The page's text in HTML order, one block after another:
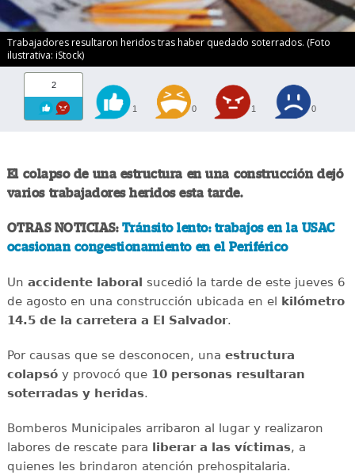
Trabajadores resultaron heridos tras haber quedado soterrados. (Foto
ilustrativa: iStock)
2
1 0 1 0
El colapso de una estructura en una construcción dejó
varios trabajadores heridos esta tarde.
OTRAS NOTICIAS:Tránsito lento: trabajos en la USAC
ocasionan congestionamiento en el Periférico
Un accidente laboral
sucedió la tarde de este jueves 6
de agosto en una construcción ubicada en el
kilómetro
14.5 de la carretera a El Salvador.
Por causas que se desconocen, una estructura
colapsóy provocó que 10 personas resultaran
soterradas y heridas.
Bomberos Municipales arribaron al lugar y realizaron
labores de rescate para liberar a las víctimas, a
quienes les brindaron atención prehospitalaria.